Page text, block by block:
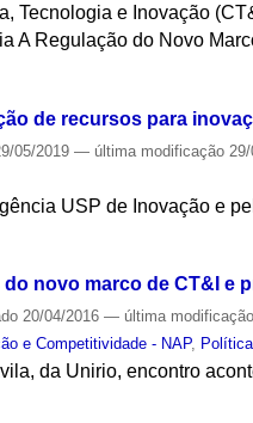
Tecnologia e Inovação
A Regulação do Novo
de recursos para
05/2019— última modificação
USP de Inovação e
novo marco de CT&I e
20/04/2016— última modificação
e Competitividade - NAP,
da Unirio, encontro